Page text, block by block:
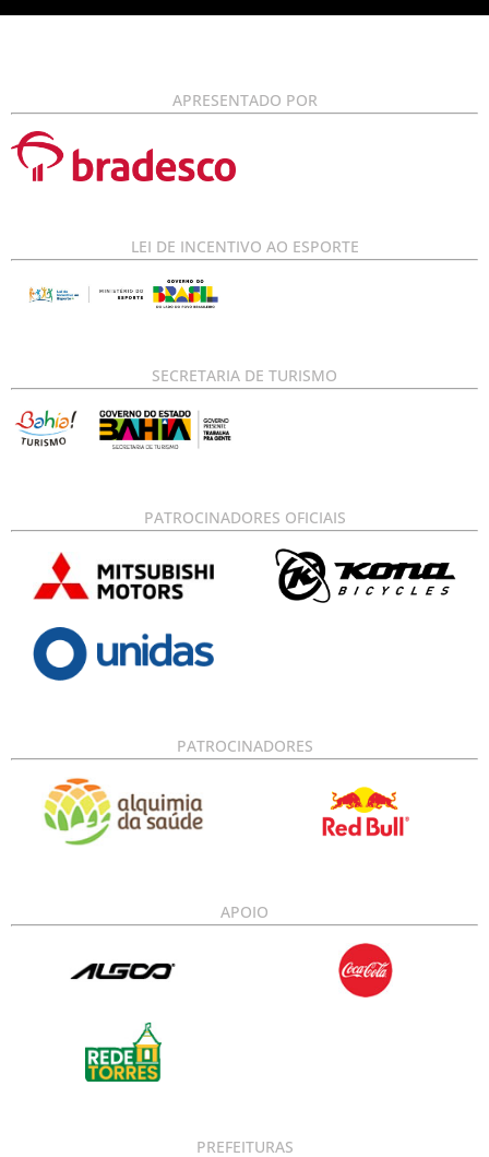
APRESENTADO POR
LEI DE INCENTIVO AO ESPORTE
SECRETARIA DE TURISMO
PATROCINADORES OFICIAIS
PATROCINADORES
APOIO
PREFEITURAS